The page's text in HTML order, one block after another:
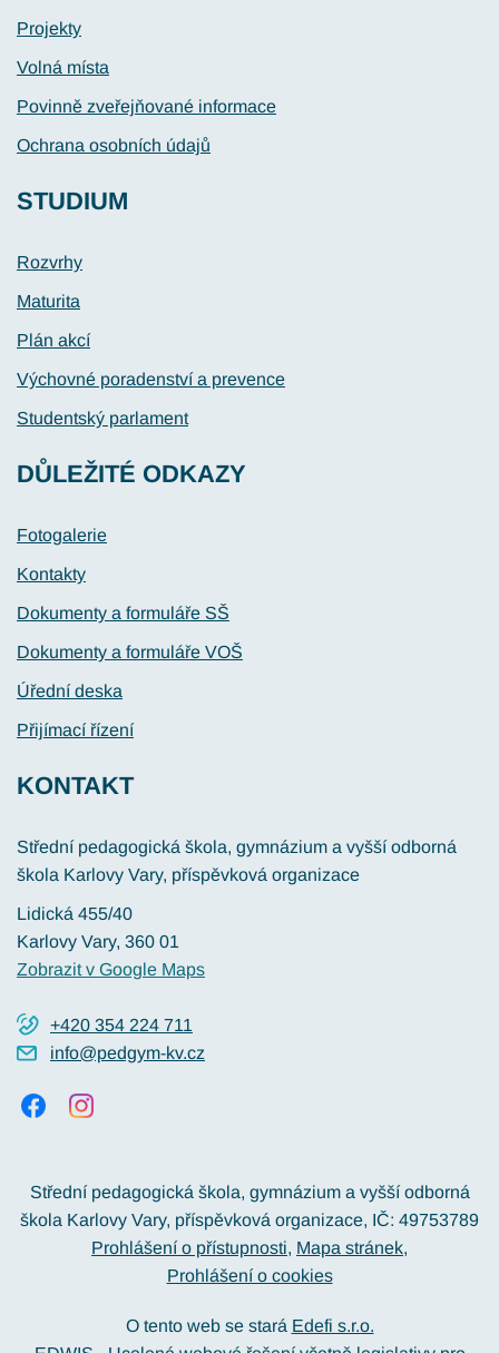
Projekty
Volná místa
Povinně zveřejňované informace
Ochrana osobních údajů
STUDIUM
Rozvrhy
Maturita
Plán akcí
Výchovné poradenství a prevence
Studentský parlament
DŮLEŽITÉ ODKAZY
Fotogalerie
Kontakty
Dokumenty a formuláře SŠ
Dokumenty a formuláře VOŠ
Úřední deska
Přijímací řízení
KONTAKT
Střední pedagogická škola, gymnázium a vyšší odborná
škola Karlovy Vary, příspěvková organizace
Lidická 455/40
Karlovy Vary, 360 01
Zobrazit v Google Maps
+420 354 224 711
info@pedgym-kv.cz
Střední pedagogická škola, gymnázium a vyšší odborná
škola Karlovy Vary, příspěvková organizace, IČ: 49753789
Prohlášení o přístupnosti Mapa stránek
Prohlášení o cookies
O tento web se stará Edefi s.r.o.